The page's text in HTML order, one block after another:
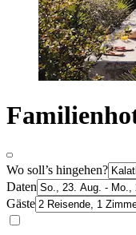
Wo soll’s hingehen?
Daten
Gäste